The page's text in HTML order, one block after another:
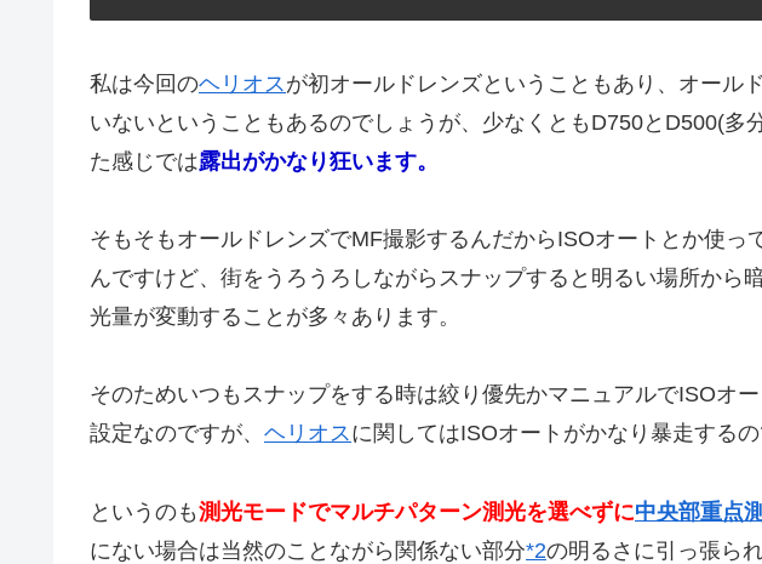
私は今回のヘリオス が初オールドレンズということもあり、オール
いないということもあるのでしょうが、少なくともD750とD500(多
た感じでは露出がかなり狂います。
そもそもオールドレンズでMF撮影するんだからISOオートとか使っ
んですけど、街をうろうろしながらスナップすると明るい場所から
光量が変動することが多々あります。
そのためいつもスナップをする時は絞り優先かマニュアルでISOオ
設定なのですが、 ヘリオスに関してはISOオートがかなり暴走する
というのも測光モードでマルチパターン測光を選べずに中央部重点
にない場合は当然のことながら関係ない部分*2の明るさに引っ張ら